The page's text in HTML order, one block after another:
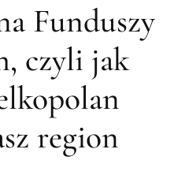
Funduszy
czyli jak
region